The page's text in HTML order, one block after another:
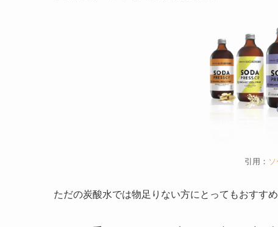
引用：
ただの炭酸水では物足りない方にとってもおすすめ